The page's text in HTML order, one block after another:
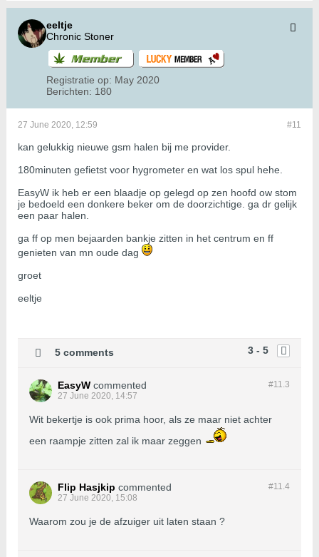
eeltje
Chronic Stoner
Registratie op: May 2020
Berichten: 180
#11
27 June 2020, 12:59
kan gelukkig nieuwe gsm halen bij me provider.
180minuten gefietst voor hygrometer en wat los spul hehe.
EasyW ik heb er een blaadje op gelegd op zen hoofd ow stom
je bedoeld een donkere beker om de doorzichtige. ga dr gelijk
een paar halen.
ga ff op men bejaarden bankje zitten in het centrum en ff
genieten van mn oude dag
groet
eeltje
3 - 5
5 comments
#11.3
EasyW commented
27 June 2020, 14:57
Wit bekertje is ook prima hoor, als ze maar niet achter
een raampje zitten zal ik maar zeggen
#11.4
Flip Hasjkip commented
27 June 2020, 15:08
Waarom zou je de afzuiger uit laten staan ?